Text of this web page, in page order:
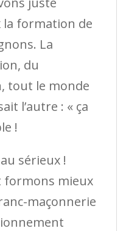
formation de
La
du
tout le monde
l’autre : « ça
!
sérieux !
formons mieux
maçonnerie